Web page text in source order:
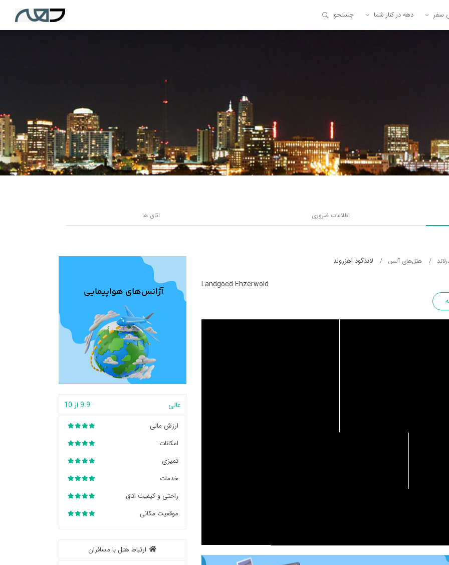
سفر دهه در کنار شما جستجو
اطلاعات ضروری اتاق ها
هتل‌های آلمن لاندگود اهزرولد
Landgoed Ehzerwold
عالی 9.9 از 10
ارزش مالی
امکانات
تمیزی
خدمات
راحتی و کیفیت اتاق
موقعیت مکانی
ارتباط هتل با مسافران